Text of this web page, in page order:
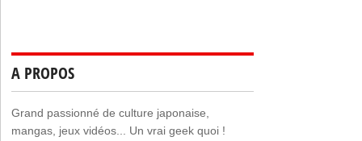
A PROPOS
Grand passionné de culture japonaise,
mangas, jeux vidéos... Un vrai geek quoi !